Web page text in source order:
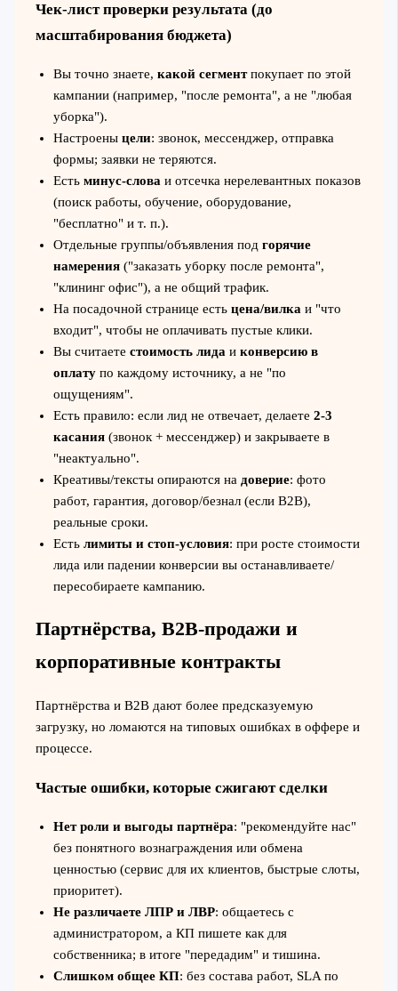
Чек-лист проверки результата (до
масштабирования бюджета)
Вы точно знаете, какой сегментпокупает по этой
кампании (например, "после ремонта", а не "любая
уборка").
Настроены цели: звонок, мессенджер, отправка
формы; заявки не теряются.
Есть минус-слова и отсечка нерелевантных показов
(поиск работы, обучение, оборудование,
"бесплатно" и т. п.).
Отдельные группы/объявления под горячие
намерения("заказать уборку после ремонта",
"клининг офис"), а не общий трафик.
На посадочной странице есть цена/вилка и "что
входит", чтобы не оплачивать пустые клики.
Вы считаете стоимость лида и конверсию в
оплатупо каждому источнику, а не "по
ощущениям".
Есть правило: если лид не отвечает, делаете 2-3
касания(звонок + мессенджер) и закрываете в
"неактуально".
Креативы/тексты опираются на доверие: фото
работ, гарантия, договор/безнал (если B2B),
реальные сроки.
Есть лимиты и стоп-условия: при росте стоимости
лида или падении конверсии вы останавливаете/
пересобираете кампанию.
Партнёрства, B2B-продажи и
корпоративные контракты
Партнёрства и B2B дают более предсказуемую
загрузку, но ломаются на типовых ошибках в оффере и
процессе.
Частые ошибки, которые сжигают сделки
Нет роли и выгоды партнёра: "рекомендуйте нас"
без понятного вознаграждения или обмена
ценностью (сервис для их клиентов, быстрые слоты,
приоритет).
Не различаете ЛПР и ЛВР: общаетесь с
администратором, а КП пишете как для
собственника; в итоге "передадим" и тишина.
Слишком общее КП: без состава работ, SLA по